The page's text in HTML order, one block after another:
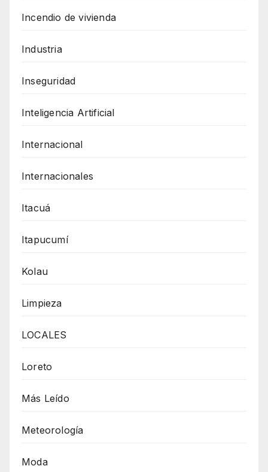
Incendio de vivienda
Industria
Inseguridad
Inteligencia Artificial
Internacional
Internacionales
Itacuá
Itapucumí
Kolau
Limpieza
LOCALES
Loreto
Más Leído
Meteorología
Moda